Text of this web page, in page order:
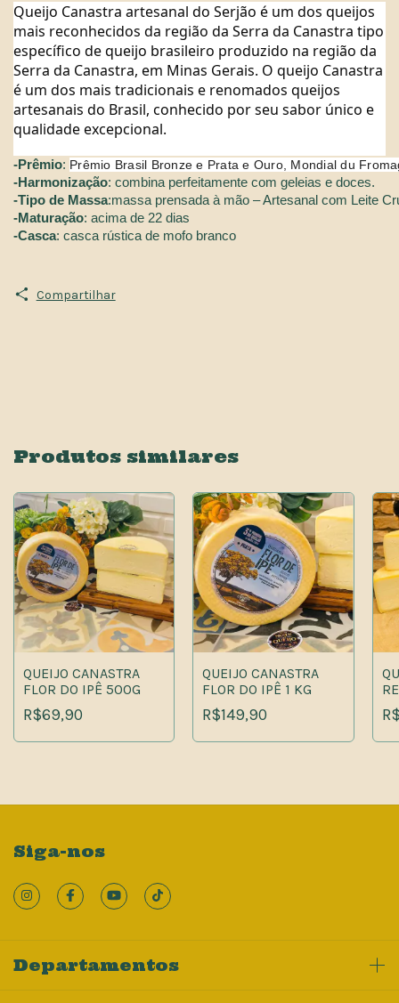
Queijo Canastra artesanal do Serjão é um dos queijos
mais reconhecidos da região da Serra da Canastra tipo
específico de queijo brasileiro produzido na região da
Serra da Canastra, em Minas Gerais. O queijo Canastra
é um dos mais tradicionais e renomados queijos
artesanais do Brasil, conhecido por seu sabor único e
qualidade excepcional.
-Prêmio: Prêmio Brasil Bronze e Prata e Ouro, Mondial du
-Harmonização: combina perfeitamente com geleias e doces.
-Tipo de Massa:massa prensada à mão – Artesanal com Leite
-Maturação: acima de 22 dias
-Casca: casca rústica de mofo branco
Compartilhar
Produtos similares
QUEIJO CANASTRA
FLOR DO IPÊ 500G
R$69,90
QUEIJO CANASTRA
FLOR DO IPÊ 1 KG
R$149,90
Siga-nos
Departamentos